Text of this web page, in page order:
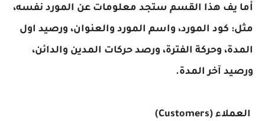
أما يف هذا القسم ستجد معلومات عن المورد نفسه،
مثل: كود المورد، واسم المورد والعنوان، ورصيد اول
المدة، وحركة الفترة، ورصد حركات المدين والدائن،
ورصيد آخر المدة.
العملاء (Customers)